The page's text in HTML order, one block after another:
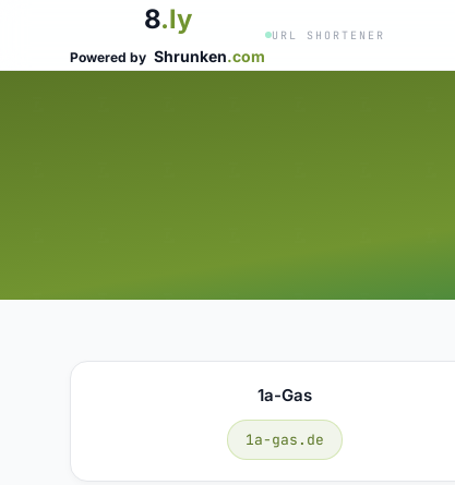
8.ly
Powered by Shrunken.com
URL SHORTENER
1a-Gas
1a-gas.de